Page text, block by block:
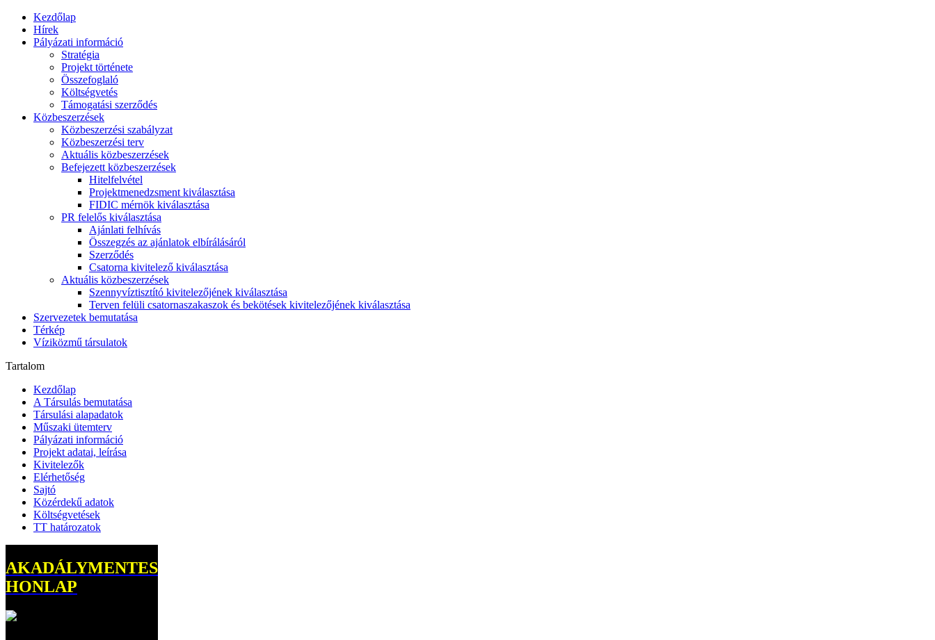
Kezdőlap
Hírek
Pályázati információ
Stratégia
Projekt története
Összefoglaló
Költségvetés
Támogatási szerződés
Közbeszerzések
Közbeszerzési szabályzat
Közbeszerzési terv
Aktuális közbeszerzések
Befejezett közbeszerzések
Hitelfelvétel
Projektmenedzsment kiválasztása
FIDIC mérnök kiválasztása
PR felelős kiválasztása
Ajánlati felhívás
Összegzés az ajánlatok elbírálásáról
Szerződés
Csatorna kivitelező kiválasztása
Aktuális közbeszerzések
Szennyvíztisztító kivitelezőjének kiválasztása
Terven felüli csatornaszakaszok és bekötések kivitelezőjének kiválasztása
Szervezetek bemutatása
Térkép
Víziközmű társulatok
Tartalom
Kezdőlap
A Társulás bemutatása
Társulási alapadatok
Műszaki ütemterv
Pályázati információ
Projekt adatai, leírása
Kivitelezők
Elérhetőség
Sajtó
Közérdekű adatok
Költségvetések
TT határozatok
AKADÁLYMENTES
HONLAP